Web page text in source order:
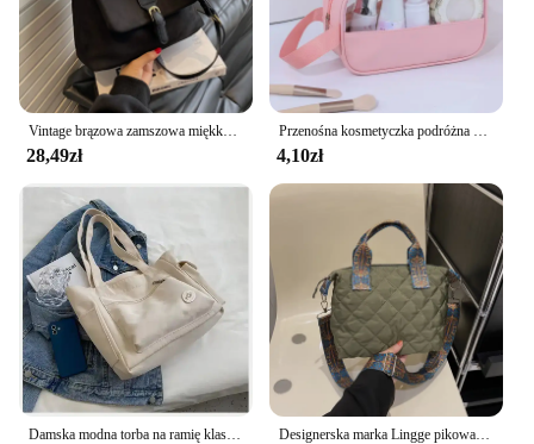
Vintage brązowa zamszowa miękka skóra PU damskie torebki na ramię duża pojemność torba Crossbody torebka wysokiej jakości moda Hobo torebki
28,49zł
Przenośna kosmetyczka podróżna Damska przezroczysta kosmetyczka Duża pojemność Wielofunkcyjna wodoodporna walizka do przechowywania
4,10zł
Damska modna torba na ramię klasy duża pojemność 2024 nowa płócienna torebka dla dojeżdżających do pracy damska torba Designerska marka Lingge pikowana wyściełana duża torebka nylonowa damska luksusowy Design torby na ramię Crossbody torba na zakupy